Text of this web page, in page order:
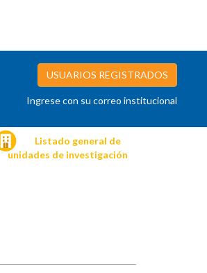
USUARIOS REGISTRADOS
Ingrese con su correo institucional
Listado general de
unidades de investigación